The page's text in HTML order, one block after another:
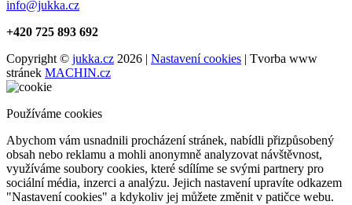
info@jukka.cz
+420 725 893 692
Copyright © jukka.cz 2026 | Nastavení cookies | Tvorba www
stránek MACHIN.cz
Používáme cookies
Abychom vám usnadnili procházení stránek, nabídli přizpůsobený
obsah nebo reklamu a mohli anonymně analyzovat návštěvnost,
využíváme soubory cookies, které sdílíme se svými partnery pro
sociální média, inzerci a analýzu. Jejich nastavení upravíte odkazem
"Nastavení cookies" a kdykoliv jej můžete změnit v patičce webu.